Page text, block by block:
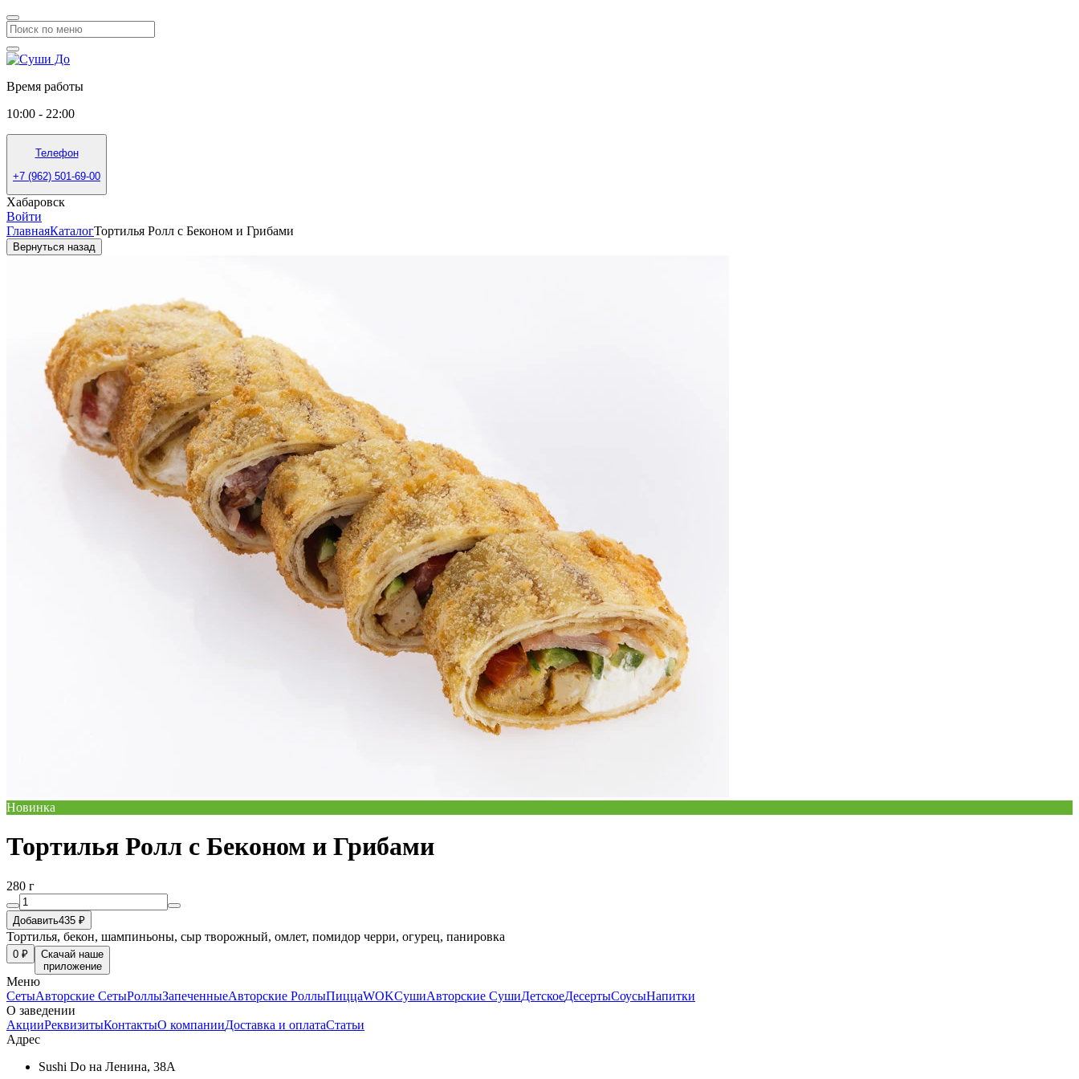
Время работы
10:00 - 22:00
Телефон
+7 (962) 501-69-00
Хабаровск
Войти
ГлавнаяКаталогТортилья Ролл с Беконом и Грибами
Вернуться назад
Новинка
Тортилья Ролл с Беконом и Грибами
280 г
Добавить435 ₽
Тортилья, бекон, шампиньоны, сыр творожный, омлет, помидор черри, огурец, панировка
0 ₽
Скачай наше
приложение
Меню
СетыАвторские СетыРоллыЗапеченныеАвторские РоллыПиццаWOKСушиАвторские СушиДетскоеДесертыСоусыНапитки
О заведении
АкцииРеквизитыКонтактыО компанииДоставка и оплатаСтатьи
Адрес
Sushi Do на Ленина, 38А